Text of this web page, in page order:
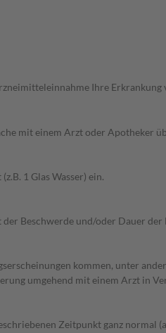
Ihre
mit einem Arzt oder Apotheker
1 Glas Wasser) ein.
Beschwerde und/oder Dauer
kommen, unter
umgehend mit einem Arzt in
Zeitpunkt ganz